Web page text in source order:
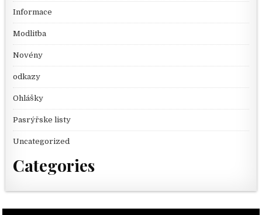
Informace
Modlitba
Novény
odkazy
Ohlášky
Pasrýřske listy
Uncategorized
Categories